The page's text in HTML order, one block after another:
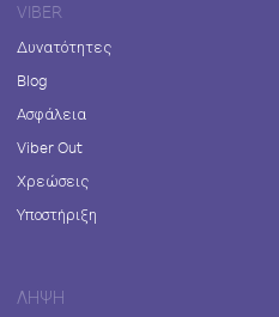
VIBER
Δυνατότητες
Blog
Ασφάλεια
Viber Out
Χρεώσεις
Υποστήριξη
ΛΉΨΗ